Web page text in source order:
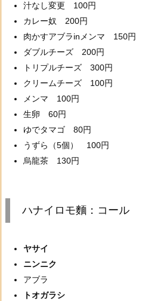
汁なし変更 100円
カレー奴 200円
肉かすアブラinメンマ 150円
ダブルチーズ 200円
トリプルチーズ 300円
クリームチーズ 100円
メンマ 100円
生卵 60円
ゆでタマゴ 80円
うずら（5個） 100円
烏龍茶 130円
ハナイロモ麵：コール
ヤサイ
ニンニク
アブラ
トオガラシ